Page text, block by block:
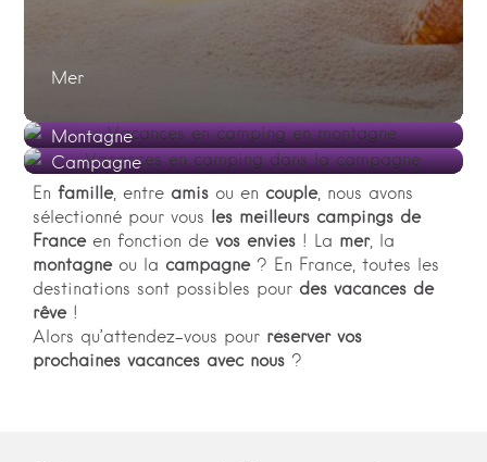
Mer
Montagne
Campagne
Enfamille, entre amis ou en couple, nous avons
sélectionné pour vous les meilleurs campings de
Franceen fonction devos envies ! La mer, la
montagneou la campagne? En France, toutes les
destinations sont possibles pour des vacances de
rêve!
Alors qu’attendez-vous pour réserver vos
prochaines vacances avec nous ?